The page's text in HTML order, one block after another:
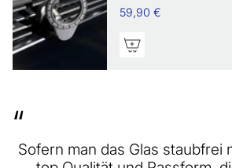
59,90 €
“
Sofern man das Glas staubfrei